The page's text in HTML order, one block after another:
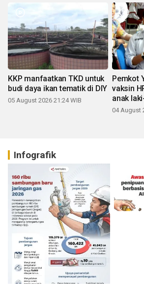
KKP manfaatkan TKD untuk
budi daya ikan tematik di DIY
05 August 2026 21:24 WIB
Pemkot
vaksin
anak
04 August
Infografik